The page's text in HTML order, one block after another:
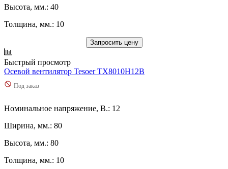
Высота, мм.: 40
Толщина, мм.: 10
Запросить цену
Быстрый просмотр
Осевой вентилятор Tesoer TX8010H12B
Под заказ
Номинальное напряжение, В.: 12
Ширина, мм.: 80
Высота, мм.: 80
Толщина, мм.: 10